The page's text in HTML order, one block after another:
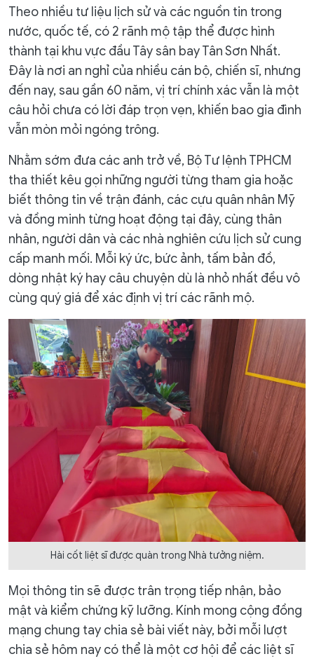
Theo nhiều tư liệu lịch sử và các nguồn tin trong
nước, quốc tế, có 2 rãnh mộ tập thể được hình
thành tại khu vực đầu Tây sân bay Tân Sơn Nhất.
Đây là nơi an nghỉ của nhiều cán bộ, chiến sĩ, nhưng
đến nay, sau gần 60 năm, vị trí chính xác vẫn là một
câu hỏi chưa có lời đáp trọn vẹn, khiến bao gia đình
vẫn mòn mỏi ngóng trông.
Nhằm sớm đưa các anh trở về, Bộ Tư lệnh TPHCM
tha thiết kêu gọi những người từng tham gia hoặc
biết thông tin về trận đánh, các cựu quân nhân Mỹ
và đồng minh từng hoạt động tại đây, cùng thân
nhân, người dân và các nhà nghiên cứu lịch sử cung
cấp manh mối. Mỗi ký ức, bức ảnh, tấm bản đồ,
dòng nhật ký hay câu chuyện dù là nhỏ nhất đều vô
cùng quý giá để xác định vị trí các rãnh mộ.
Hài cốt liệt sĩ được quàn trong Nhà tưởng niệm.
Mọi thông tin sẽ được trân trọng tiếp nhận, bảo
mật và kiểm chứng kỹ lưỡng. Kính mong cộng đồng
mạng chung tay chia sẻ bài viết này, bởi mỗi lượt
chia sẻ hôm nay có thể là một cơ hội để các liệt sĩ